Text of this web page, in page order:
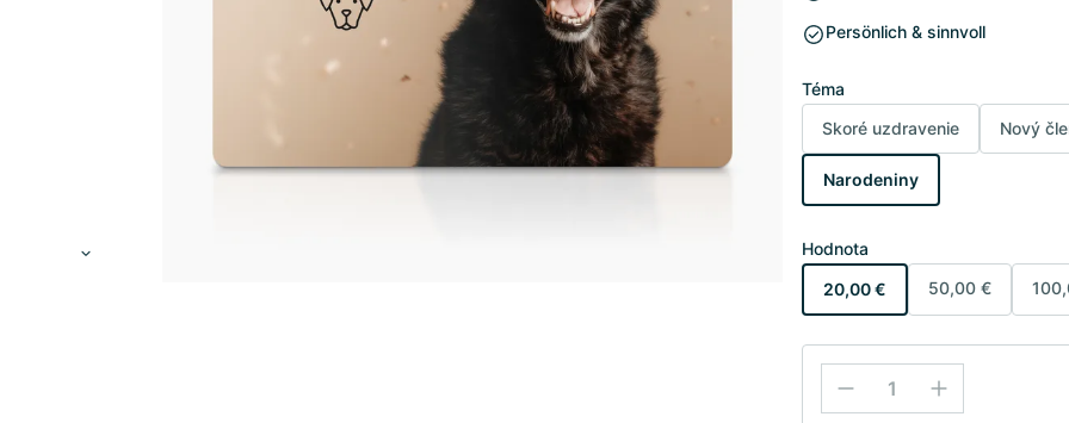
Persönlich & sinnvoll
Téma
Skoré uzdravenie
Nový
Narodeniny
Hodnota
20,00 €
50,00 €